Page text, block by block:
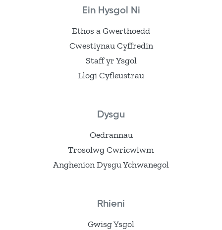
Ein Hysgol Ni
Ethos a Gwerthoedd
Cwestiynau Cyffredin
Staff yr Ysgol
Llogi Cyfleustrau
Dysgu
Oedrannau
Trosolwg Cwricwlwm
Anghenion Dysgu Ychwanegol
Rhieni
Gwisg Ysgol